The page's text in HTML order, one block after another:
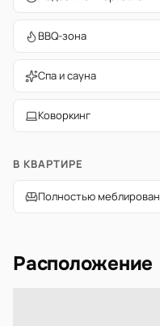
BBQ-зона
Спа и сауна
Коворкинг
В КВАРТИРЕ
Полностью меблирован
Расположение